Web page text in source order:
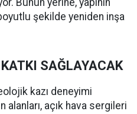
Bunun yerine, yapının
şekilde yeniden inşa
SAĞLAYACAK
kazı deneyimi
açık hava sergileri